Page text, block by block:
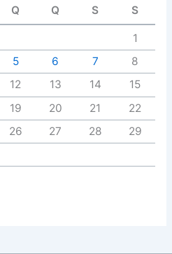
Q Q S S
1
5 6 7
8
12 13 14
15
19 20 21
22
26 27 28
29